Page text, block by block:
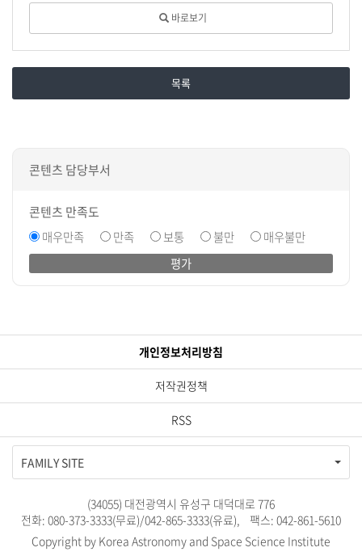
바로보기
목록
콘텐츠 담당부서
콘텐츠 만족도
매우만족
만족 보통 불만
매우불만
평가
개인정보처리방침
저작권정책
RSS
FAMILY SITE
(34055) 대전광역시 유성구 대덕대로 776
전화: 080-373-3333(무료)/042-865-3333(유료), 팩스: 042-861-5610
Copyright by Korea Astronomy and Space Science Institute